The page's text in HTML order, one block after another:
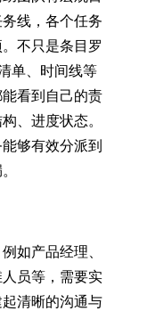
线，各个任务
不只是条目罗
单、时间线等
看到自己的责
、进度状态。
够有效分派到
如产品经理、
员等，需要实
清晰的沟通与